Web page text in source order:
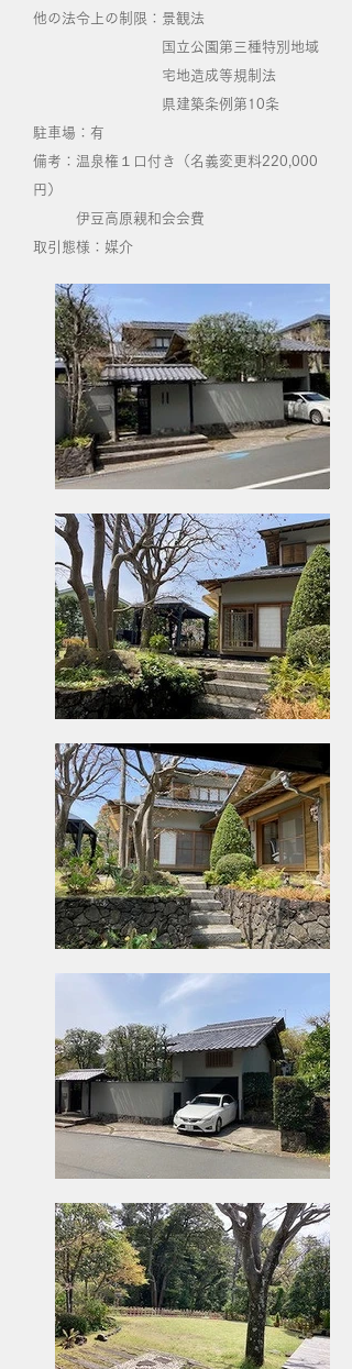
他の法令上の制限：景観法
国立公園第三種特別地域
宅地造成等規制法
県建築条例第10条
駐車場：有
備考：温泉権１口付き（名義変更料220,000
円）
伊豆高原親和会会費
取引態様：媒介